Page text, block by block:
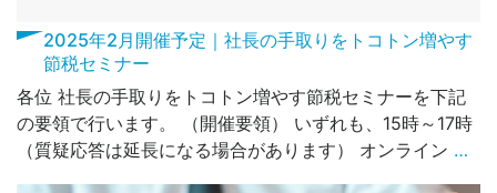
2025年2月開催予定｜社長の手取りをトコトン増やす
節税セミナー
各位 社長の手取りをトコトン増やす節税セミナーを下記
の要領で行います。 （開催要領） いずれも、15時～17時
（質疑応答は延長になる場合があります） オンライン …